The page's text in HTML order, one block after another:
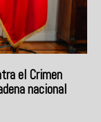
el Crimen
nacional